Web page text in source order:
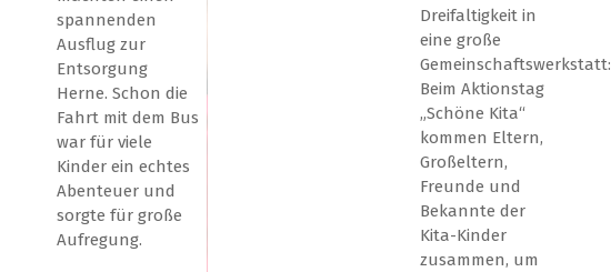
spannenden
Ausflug zur
Entsorgung
Herne. Schon die
Fahrt mit dem Bus
war für viele
Kinder ein echtes
Abenteuer und
sorgte für große
Aufregung.
Dreifaltigkeit in
eine große
Gemeinschaftswerkstatt:
Beim Aktionstag
„Schöne Kita“
kommen Eltern,
Großeltern,
Freunde und
Bekannte der
Kita-Kinder
zusammen, um